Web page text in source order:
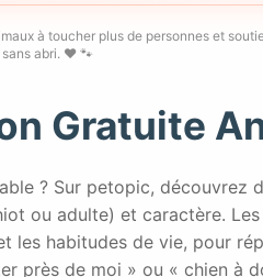
à toucher plus de personnes et
sans abri. ❤️ 🐾
Gratuite
? Sur petopic, découvrez
ou adulte) et caractère.
les habitudes de vie, pour
près de moi » ou « chien à